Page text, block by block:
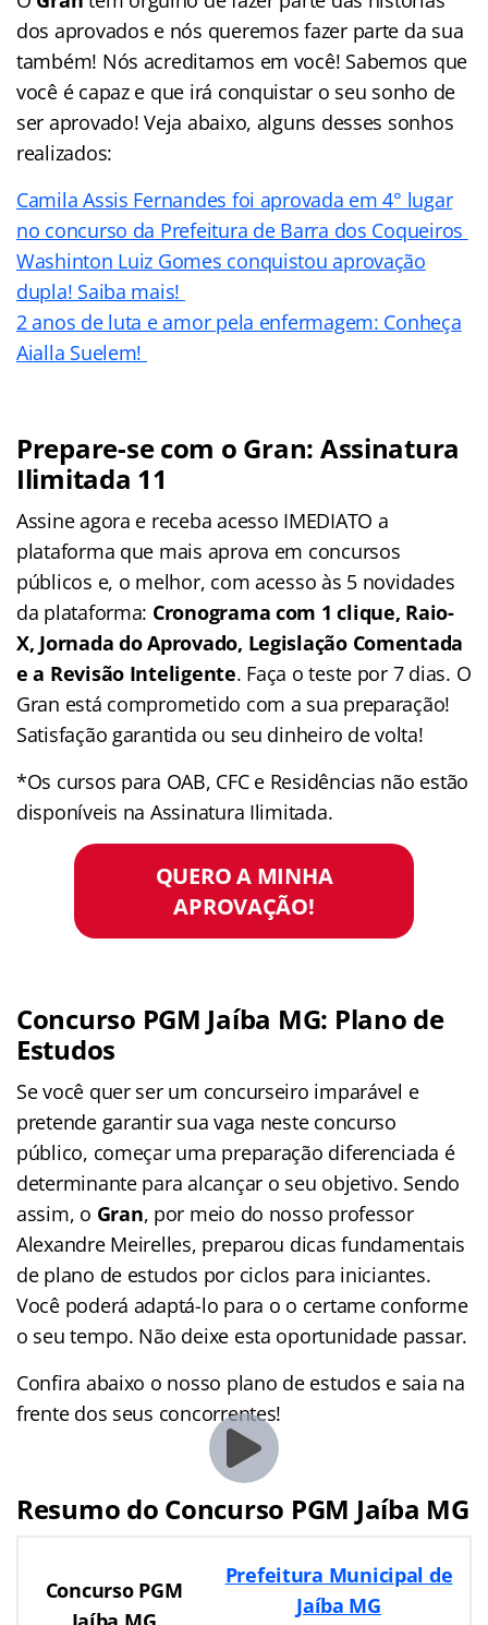
dos aprovados e nós queremos fazer parte da sua
também! Nós acreditamos em você! Sabemos que
você é capaz e que irá conquistar o seu sonho de
ser aprovado! Veja abaixo, alguns desses sonhos
realizados:
Camila Assis Fernandes foi aprovada em 4° lugar
no concurso da Prefeitura de Barra dos Coqueiros
Washinton Luiz Gomes conquistou aprovação
dupla! Saiba mais!
2 anos de luta e amor pela enfermagem: Conheça
Aialla Suelem!
Prepare-se com o Gran: Assinatura
Ilimitada 11
Assine agora e receba acesso IMEDIATO a
plataforma que mais aprova em concursos
públicos e, o melhor, com acesso às 5 novidades
da plataforma: Cronograma com 1 clique, Raio-
X, Jornada do Aprovado, Legislação Comentada
e a Revisão Inteligente. Faça o teste por 7 dias. O
Gran está comprometido com a sua preparação!
Satisfação garantida ou seu dinheiro de volta!
*Os cursos para OAB, CFC e Residências não estão
disponíveis na Assinatura Ilimitada.
QUERO A MINHA
APROVAÇÃO!
Concurso PGM Jaíba MG: Plano de
Estudos
Se você quer ser um concurseiro imparável e
pretende garantir sua vaga neste concurso
público, começar uma preparação diferenciada é
determinante para alcançar o seu objetivo. Sendo
assim, o Gran, por meio do nosso professor
Alexandre Meirelles, preparou dicas fundamentais
de plano de estudos por ciclos para iniciantes.
Você poderá adaptá-lo para o o certame conforme
o seu tempo. Não deixe esta oportunidade passar.
Confira abaixo o nosso plano de estudos e saia na
frente dos seus concorrentes!
Resumo do Concurso PGM Jaíba MG
Concurso PGM
Prefeitura Municipal de
Jaíba MG